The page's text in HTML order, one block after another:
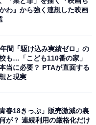
わ』から強く連想した映画
間「駆け込み実績ゼロ」の
も…「こども110番の家」
当に必要？ PTAが直面する
と現実
青春18きっぷ」販売激減の裏
が？ 連続利用の厳格化だけ